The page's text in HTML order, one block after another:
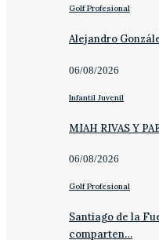
Golf Profesional
Alejandro
06/08/2026
Infantil Juvenil
MIAH RIVAS Y
06/08/2026
Golf Profesional
Santiago de la
comparten…